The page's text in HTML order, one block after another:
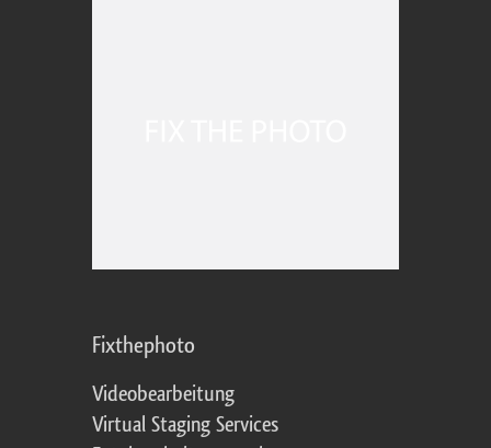
Fixthephoto
Videobearbeitung
Virtual Staging Services